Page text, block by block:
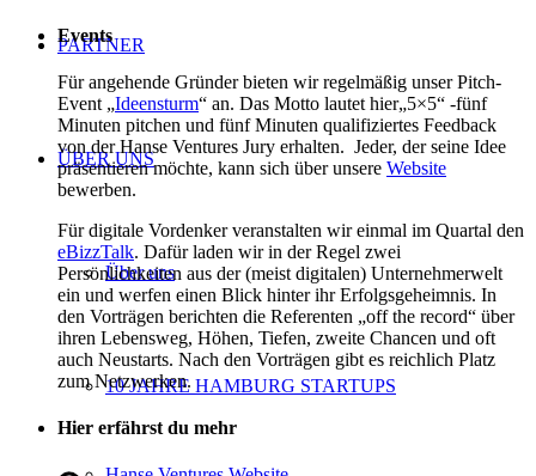
PARTNER
ÜBER UNS
Über uns
10 JAHRE HAMBURG STARTUPS
Events
Für angehende Gründer bieten wir regelmäßig unser Pitch-
Event „Ideensturm“ an. Das Motto lautet hier„5×5“ -fünf
Minuten pitchen und fünf Minuten qualifiziertes Feedback
von der Hanse Ventures Jury erhalten. Jeder, der seine Idee
präsentieren möchte, kann sich über unsere Website
bewerben.
Für digitale Vordenker veranstalten wir einmal im Quartal den
eBizzTalk. Dafür laden wir in der Regel zwei
Persönlichkeiten aus der (meist digitalen) Unternehmerwelt
ein und werfen einen Blick hinter ihr Erfolgsgeheimnis. In
den Vorträgen berichten die Referenten „off the record“ über
ihren Lebensweg, Höhen, Tiefen, zweite Chancen und oft
auch Neustarts. Nach den Vorträgen gibt es reichlich Platz
zum Netzwerken.
Hier erfährst du mehr